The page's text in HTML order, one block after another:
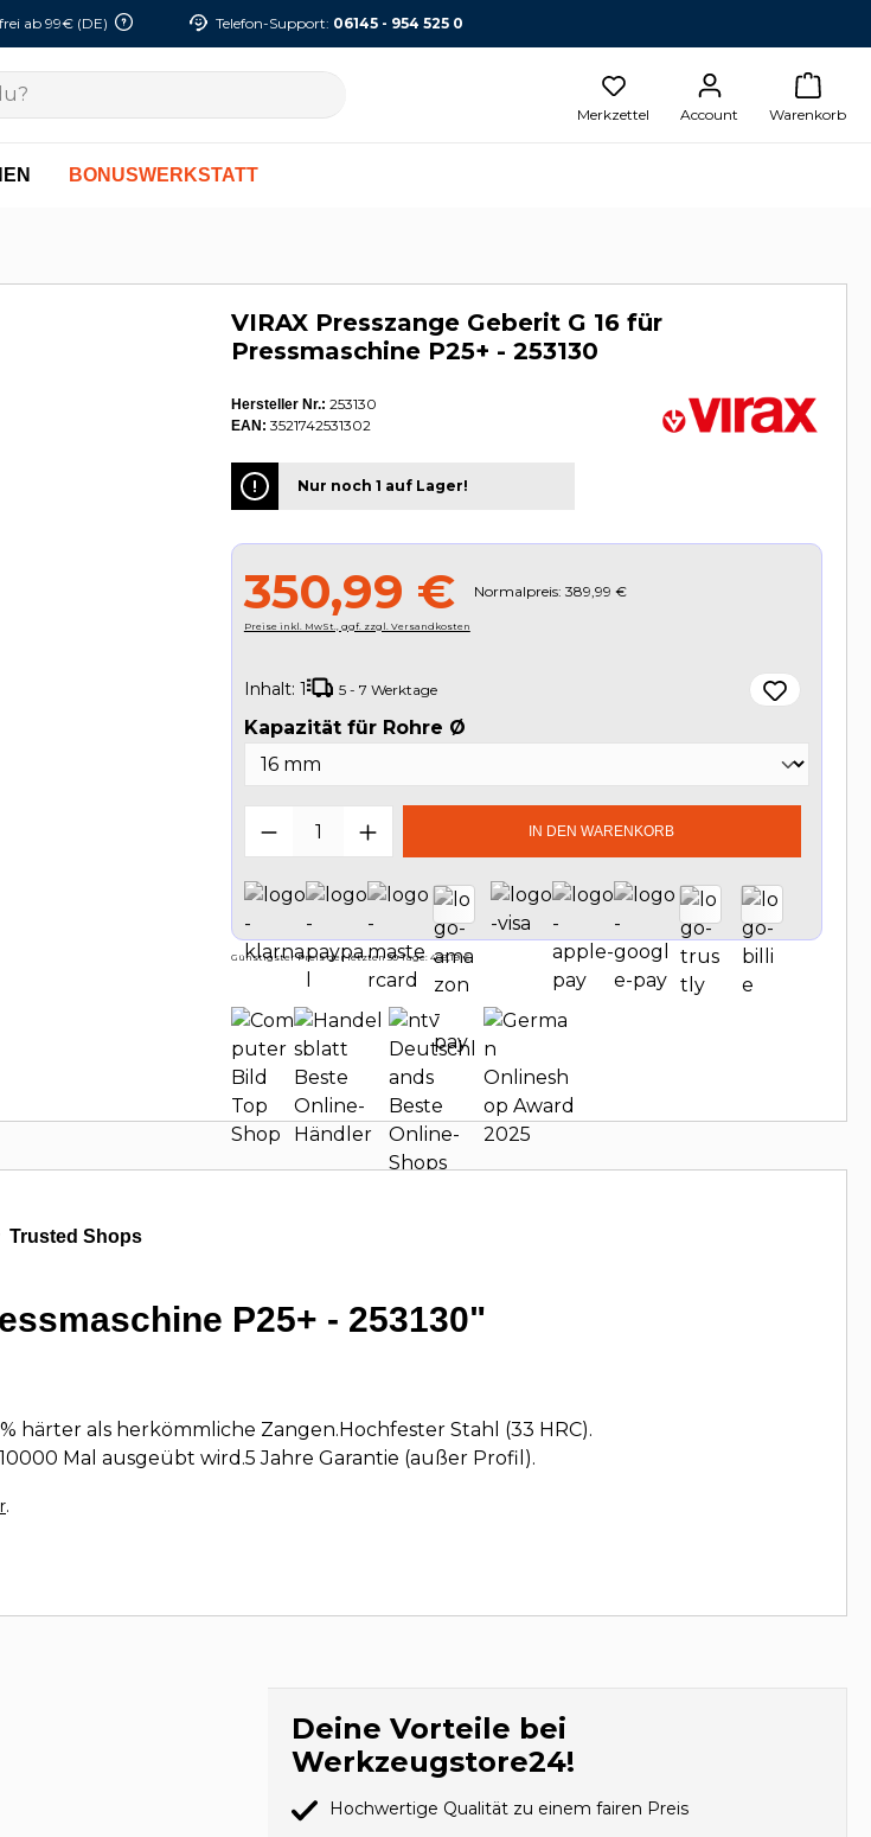
ab 99€ (DE) Telefon-Support: 06145 - 954 525 0
Merkzettel Account Warenkorb
BONUSWERKSTATT
VIRAX Presszange Geberit G 16 für
Pressmaschine P25+ - 253130
Hersteller Nr.: 253130
EAN: 3521742531302
Nur noch 1 auf Lager!
350,99 € Normalpreis: 389,99 €
Preise inkl. MwSt., ggf. zzgl. Versandkosten
Inhalt: 1 5 - 7 Werktage
Kapazität für Rohre Øauswählen
Produkt Anzahl: Gib den gewünschten
IN DEN WARENKORB
Günstigster Preis der letzten 30 Tage: 409,19 €
Trusted Shops
P25+ - 253130"
als herkömmliche Zangen.Hochfester Stahl (33 HRC).
Mal ausgeübt wird.5 Jahre Garantie (außer Profil).
.
Deine Vorteile bei
Werkzeugstore24!
Hochwertige Qualität zu einem fairen Preis